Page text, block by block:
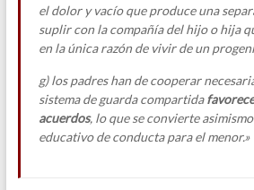
el dolor y vacío que produce una
suplir con la compañía del hijo o hija
en la única razón de vivir de un
g) los padres han de cooperar
sistema de guarda compartida
acuerdos, lo que se convierte
educativo de conducta para el menor.»